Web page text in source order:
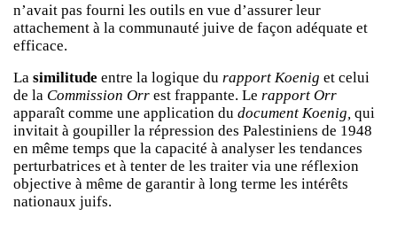
n’avait pas fourni les outils en vue d’assurer leur
attachement à la communauté juive de façon adéquate et
efficace.
La similitude entre la logique du rapport Koenig et celui
de la Commission Orr est frappante. Le rapport Orr
apparaît comme une application du document Koenig, qui
invitait à goupiller la répression des Palestiniens de 1948
en même temps que la capacité à analyser les tendances
perturbatrices et à tenter de les traiter via une réflexion
objective à même de garantir à long terme les intérêts
nationaux juifs.